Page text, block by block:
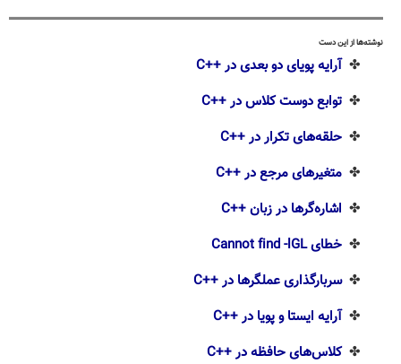
نوشته‌ها از این دست
✤آرایه پویای دو بعدی در ++C
✤توابع دوست کلاس در ++C
✤حلقه‌های تکرار در ++C
✤متغیرهای مرجع در ++C
✤اشاره‌گرها در زبان ++C
✤خطای Cannot find -lGL
✤سربارگذاری عملگرها در ++C
✤آرایه ایستا و پویا در ++C
✤کلاس‌های حافظه در ++C